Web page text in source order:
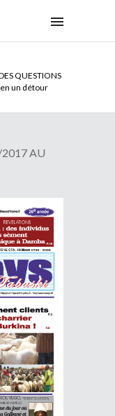
QUESTIONS
un détour
2017 AU